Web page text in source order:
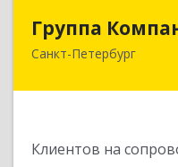
Группа
Санкт-Петербург
Клиентов на
Группа
195112, Санкт-